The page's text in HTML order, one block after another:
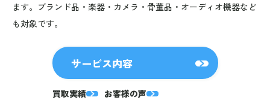
ます。ブランド品・楽器・カメラ・骨董品・オーディオ機器など
も対象です。
サービス内容
買取実績 お客様の声